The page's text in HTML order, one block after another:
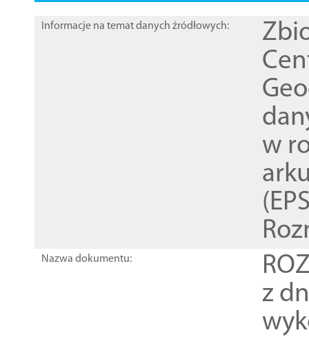
Informacje na temat danych źródłowych:
w
Nazwa dokumentu:
z